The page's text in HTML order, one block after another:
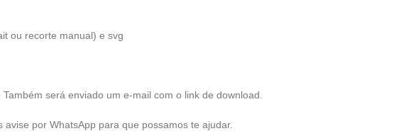
ou recorte manual) e svg
será enviado um e-mail com o link de download.
por WhatsApp para que possamos te ajudar.